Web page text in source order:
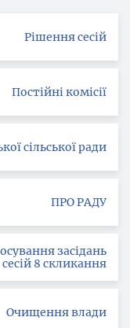
Рішення сесій
Постійні комісії
сільської ради
ПРО РАДУ
засідань
сесій 8 скликання
Очищення влади